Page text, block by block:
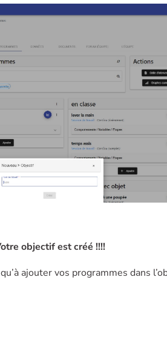
objectif est créé !!!!
ajouter vos programmes dans